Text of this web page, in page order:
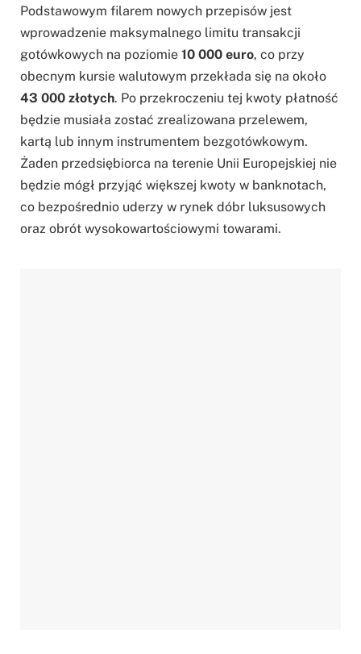
Podstawowym filarem nowych przepisów jest
wprowadzenie maksymalnego limitu transakcji
gotówkowych na poziomie 10 000 euro, co przy
obecnym kursie walutowym przekłada się na około
43 000 złotych. Po przekroczeniu tej kwoty płatność
będzie musiała zostać zrealizowana przelewem,
kartą lub innym instrumentem bezgotówkowym.
Żaden przedsiębiorca na terenie Unii Europejskiej nie
będzie mógł przyjąć większej kwoty w banknotach,
co bezpośrednio uderzy w rynek dóbr luksusowych
oraz obrót wysokowartościowymi towarami.